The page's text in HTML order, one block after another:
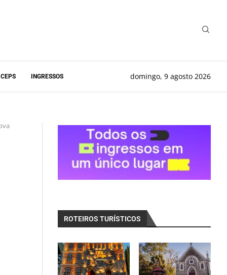
INGRESSOS domingo, 9 agosto 2026
ROTEIROS TURÍSTICOS